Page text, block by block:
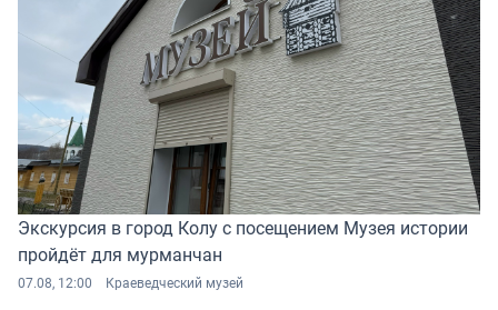
Экскурсия в город Колу с посещением Музея истории
пройдёт для мурманчан
07.08, 12:00 Краеведческий музей